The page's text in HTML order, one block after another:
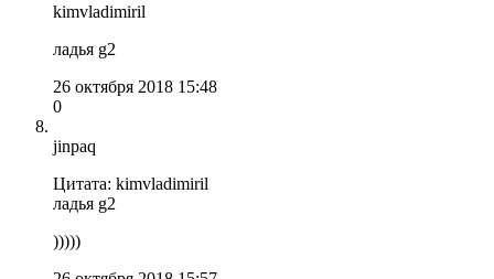
kimvladimiril
ладья g2
26 октября 2018 15:48
0
jinpaq
Цитата: kimvladimiril
ладья g2
)))))